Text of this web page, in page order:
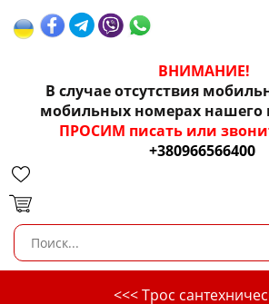
ВНИМАНИЕ!
В случае отсутствия
мобильных номерах нашего
ПРОСИМ писать или
+380966566400
<<< Трос